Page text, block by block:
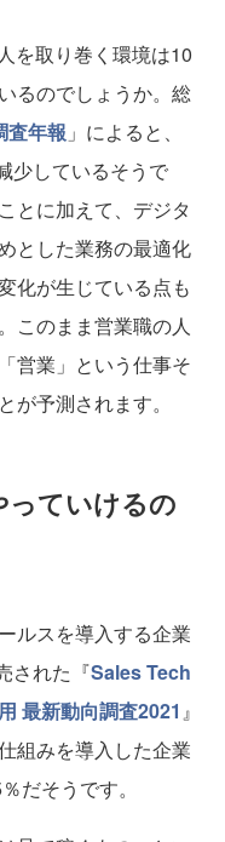
を取り巻く環境は10
るのでしょうか。総
年報 」によると、
少しているそうで
とに加えて、デジタ
とした業務の最適化
化が生じている点も
このまま営業職の人
営業」という仕事そ
予測されます。
っていけるの
ルスを導入する企業
された『Sales Tech
最新動向調査2021 』
組みを導入した企業
だそうです。